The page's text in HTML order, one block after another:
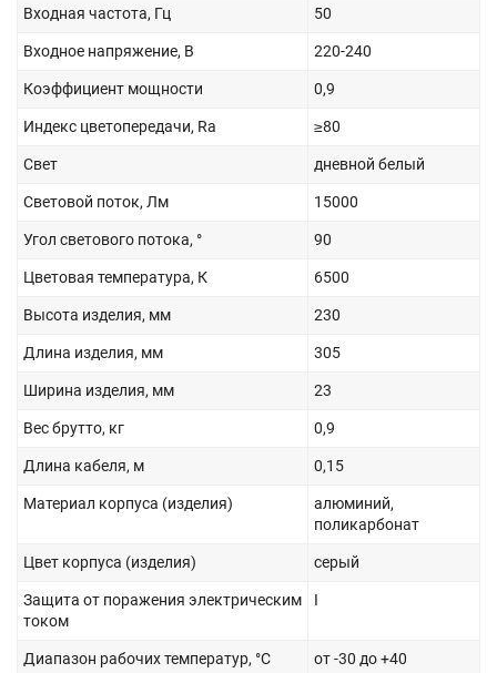
Входная частота, Гц 50
Входное напряжение, В 220-240
Коэффициент мощности 0,9
Индекс цветопередачи, Ra ≥80
Свет дневной белый
Световой поток, Лм 15000
Угол светового потока, ° 90
Цветовая температура, К 6500
Высота изделия, мм 230
Длина изделия, мм 305
Ширина изделия, мм 23
Вес брутто, кг 0,9
Длина кабеля, м 0,15
Материал корпуса (изделия)
алюминий,
поликарбонат
Цвет корпуса (изделия) серый
Защита от поражения электрическим
током
I
Диапазон рабочих температур, °С от -30 до +40